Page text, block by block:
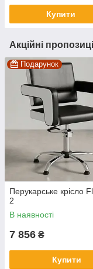
Купити
Акційні
Подарунок
Перукарське крісло
2
В наявності
7 856 ₴
Купити